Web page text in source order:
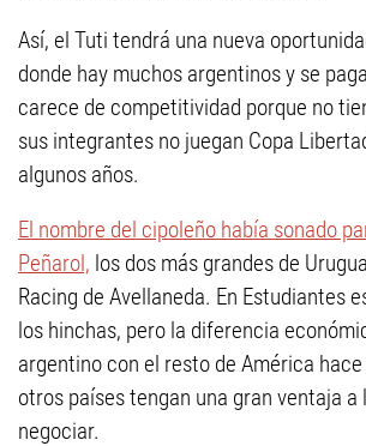
Así, el Tuti tendrá una nueva
donde hay muchos argentinos y se
carece de competitividad porque no
sus integrantes no juegan Copa
algunos años.
El nombre del cipoleño había sonado
Peñarol, los dos más grandes de
Racing de Avellaneda. En Estudiantes
los hinchas, pero la diferencia
argentino con el resto de América
otros países tengan una gran ventaja a
negociar.